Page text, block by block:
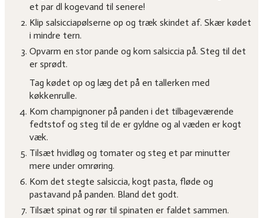
et par dl kogevand til senere!
Klip salsicciapølserne op og træk skindet af. Skær kødet
i mindre tern.
Opvarm en stor pande og kom salsiccia på. Steg til det
er sprødt.
Tag kødet op og læg det på en tallerken med
køkkenrulle.
Kom champignoner på panden i det tilbageværende
fedtstof og steg til de er gyldne og al væden er kogt
væk.
Tilsæt hvidløg og tomater og steg et par minutter
mere under omrøring.
Kom det stegte salsiccia, kogt pasta, fløde og
pastavand på panden. Bland det godt.
Tilsæt spinat og rør til spinaten er faldet sammen.